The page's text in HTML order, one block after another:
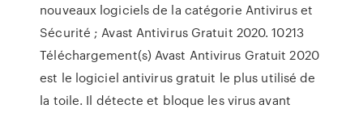
nouveaux logiciels de la catégorie Antivirus et
Sécurité ; Avast Antivirus Gratuit 2020. 10213
Téléchargement(s) Avast Antivirus Gratuit 2020
est le logiciel antivirus gratuit le plus utilisé de
la toile. Il détecte et bloque les virus avant